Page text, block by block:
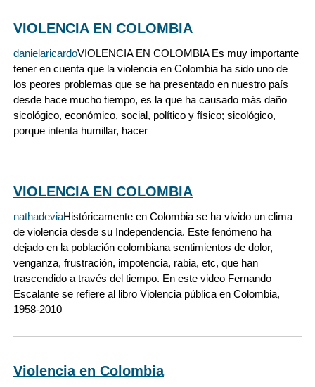
VIOLENCIA EN COLOMBIA
danielaricardoVIOLENCIA EN COLOMBIA Es muy importante
tener en cuenta que la violencia en Colombia ha sido uno de
los peores problemas que se ha presentado en nuestro país
desde hace mucho tiempo, es la que ha causado más daño
sicológico, económico, social, político y físico; sicológico,
porque intenta humillar, hacer
VIOLENCIA EN COLOMBIA
nathadeviaHistóricamente en Colombia se ha vivido un clima
de violencia desde su Independencia. Este fenómeno ha
dejado en la población colombiana sentimientos de dolor,
venganza, frustración, impotencia, rabia, etc, que han
trascendido a través del tiempo. En este video Fernando
Escalante se refiere al libro Violencia pública en Colombia,
1958-2010
Violencia en Colombia